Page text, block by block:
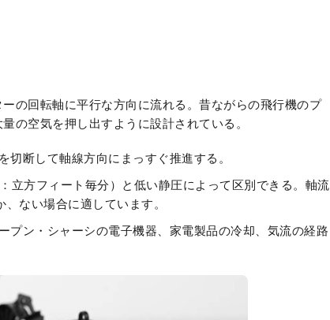
の回転軸に平行な方向に流れる。昔ながらの飛行機のプ
の空気を押し出すように設計されている。
断して軸線方向にまっすぐ推進する。
立方フィート毎分）と低い静圧によって区別できる。軸流
ない場合に適しています。
プン・シャーシの電子機器、家電製品の冷却、気流の経路